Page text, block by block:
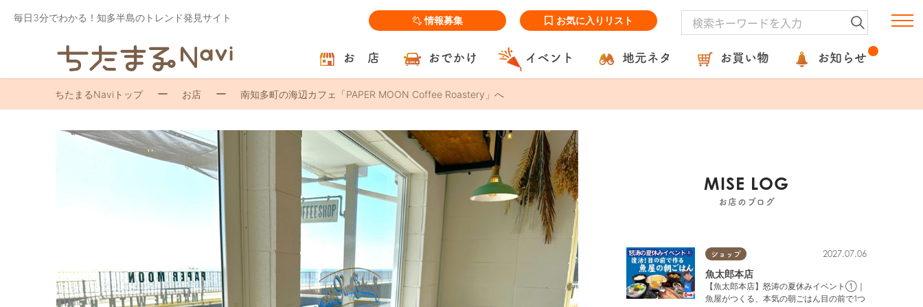
毎日3分でわかる！知多半島のトレンド発見サイト 情報募集 お気に入りリスト
お 店 おでかけ イベント 地元ネタ お買い物 お知らせ
ちたまるNaviトップ お店 南知多町の海辺カフェ「PAPER MOON Coffee Roastery」へ
MISE LOG
お店のブログ
ショップ 2027.07.06
魚太郎本店
【魚太郎本店】怒涛の夏休みイベント①｜
魚屋がつくる、本気の朝ごはん目の前で1つ